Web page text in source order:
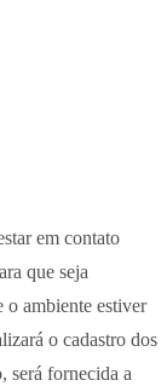
em contato
que seja
o ambiente estiver
o cadastro dos
será fornecida a